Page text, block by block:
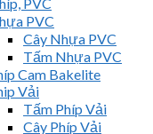
PVC
PVC
Cây Nhựa PVC
Tấm Nhựa PVC
Cam Bakelite
Vải
Tấm Phíp Vải
Cây Phíp Vải